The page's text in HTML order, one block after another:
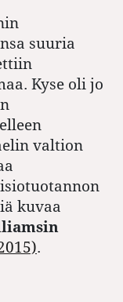
suuria
Kyse oli jo
valtion
kuvaa
.